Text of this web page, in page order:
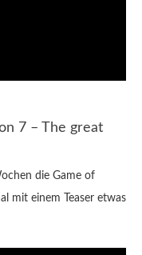
7 – The great
die Game of
mit einem Teaser etwas